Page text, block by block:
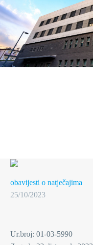
obavijesti o natječajima
25/10/2023
Ur.broj: 01-03-5990